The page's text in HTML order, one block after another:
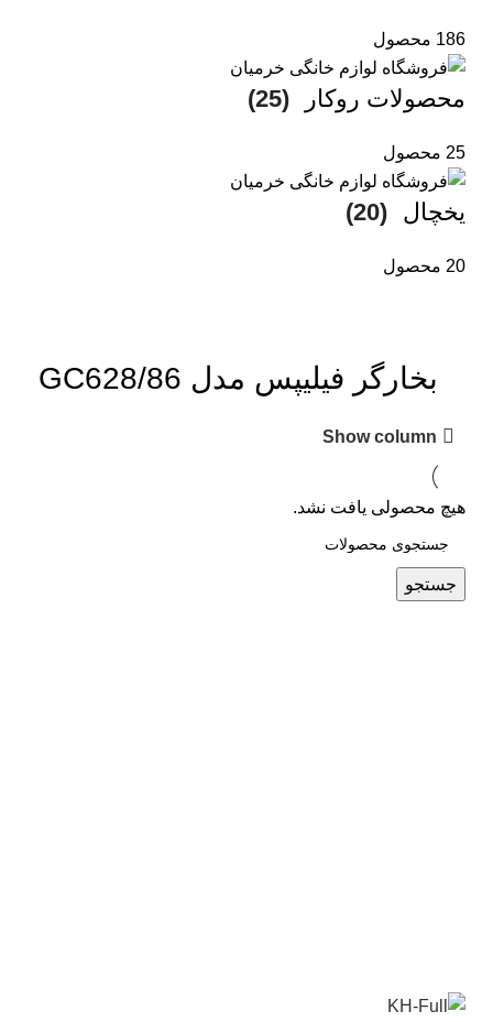
186 محصول
محصولات روکار (25)
25 محصول
یخچال (20)
20 محصول
بخارگر فیلیپس مدل GC628/86
Show column
هیچ محصولی یافت نشد.
جستجو